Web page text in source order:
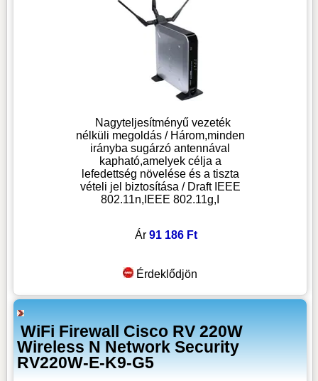
Nagyteljesítményű vezeték
nélküli megoldás / Három,minden
irányba sugárzó antennával
kapható,amelyek célja a
lefedettség növelése és a tiszta
vételi jel biztosítása / Draft IEEE
802.11n,IEEE 802.11g,I
Ár91 186 Ft
Érdeklődjön
WiFi Firewall Cisco RV 220W
Wireless N Network Security
RV220W-E-K9-G5